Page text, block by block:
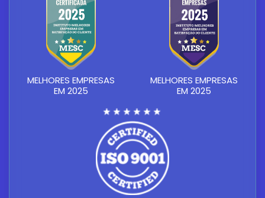
MELHORES EMPRESAS
EM 2025
MELHORES EMPRESAS
EM 2025